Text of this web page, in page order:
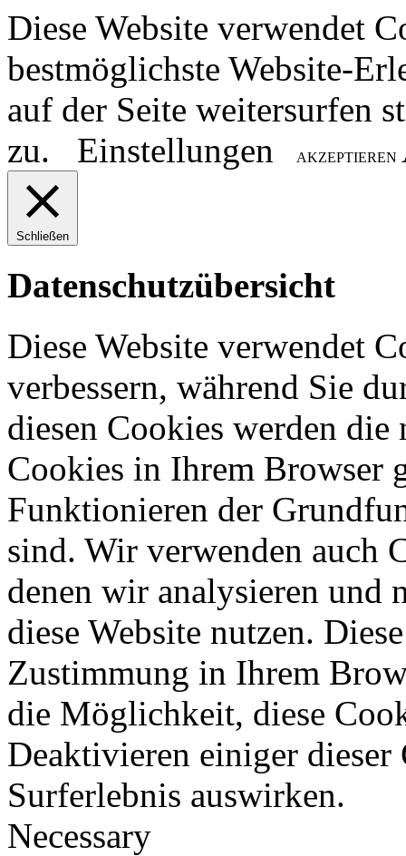
Diese Website verwendet
bestmöglichste Website-
auf der Seite weitersurfen
zu.
Einstellungen AKZEPTIEREN
Schließen
Datenschutzübersicht
Diese Website verwendet
verbessern, während Sie
diesen Cookies werden
Cookies in Ihrem Browser
Funktionieren der
sind. Wir verwenden auch
denen wir analysieren und
diese Website nutzen.
Zustimmung in Ihrem
die Möglichkeit, diese
Deaktivieren einiger
Surferlebnis auswirken.
Necessary